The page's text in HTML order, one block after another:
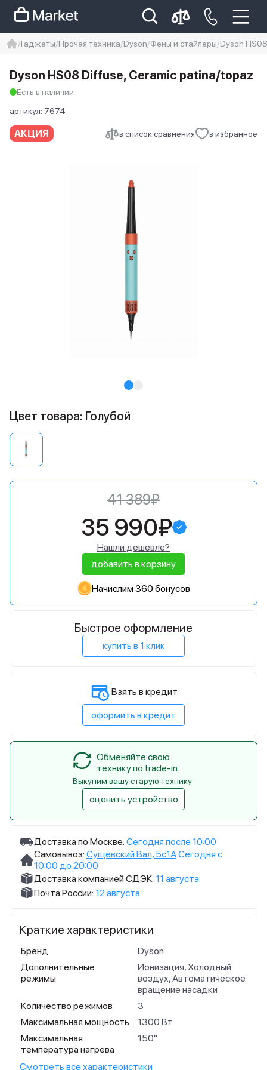
Iphone 14 pro max
айфон 14
Гаджеты Прочая техника Dyson Фены и стайлеры Dyson HS08
АКЦИЯ в список сравнения в избранное
Dyson HS08 Diffuse, Ceramic patina/topaz
Есть в наличии
артикул: 7674
Доставка по Москве: Сегодня после 10:00
Самовывоз: Сущёвский Вал, 5с1АСегодня с
10:00 до 20:00
Доставка компанией СДЭК: 11 августа
Почта России: 12 августа
Краткие характеристики
Бренд
Dyson
Дополнительные
режимы
Ионизация, Холодный
воздух, Автоматическое
вращение насадки
Количество режимов
3
Максимальная мощность
1300 Вт
Максимальная
температура нагрева
150°
Смотреть все характеристики
Цвет товара: Голубой
41 389₽
35 990₽
Нашли дешевле?
добавить в корзину
Начислим 360 бонусов
Быстрое оформление
купить в 1 клик
Взять в кредит
оформить в кредит
Обменяйте свою
технику по trade-in
Выкупим вашу старую технику
оценить устройство